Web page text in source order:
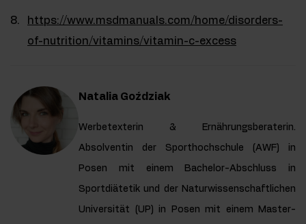
https://www.msdmanuals.com/home/disorders-
of-nutrition/vitamins/vitamin-c-excess
Natalia Goździak
Werbetexterin & Ernährungsberaterin.
Absolventin der Sporthochschule (AWF) in
Posen mit einem Bachelor-Abschluss in
Sportdiätetik und der Naturwissenschaftlichen
Universität (UP) in Posen mit einem Master-